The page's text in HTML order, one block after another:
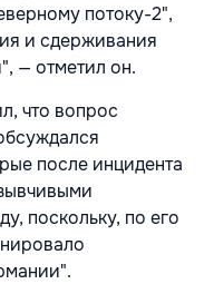
потоку-2",
и сдерживания
— отметил он.
что вопрос
после инцидента
поскольку, по его